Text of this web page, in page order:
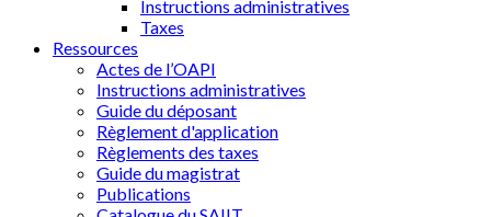
Instructions administratives
Taxes
Ressources
Actes de l’OAPI
Instructions administratives
Guide du déposant
Règlement d'application
Règlements des taxes
Guide du magistrat
Publications